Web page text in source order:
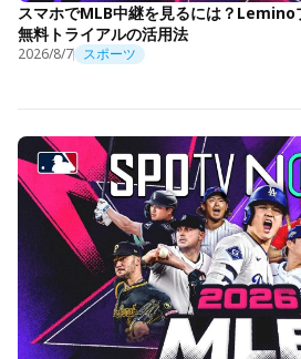
スマホでMLB中継を見るには？Lemino
無料トライアルの活用法
2026/8/7 スポーツ